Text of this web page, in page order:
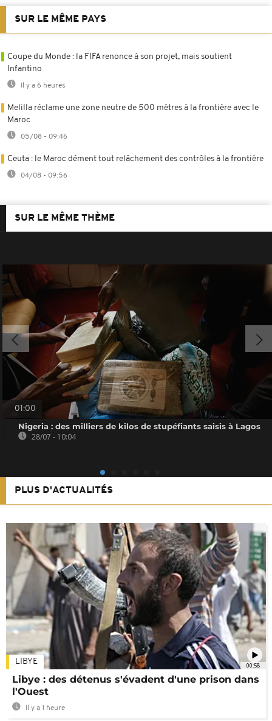
SUR LE MÊME PAYS
Coupe du Monde : la FIFA renonce à son projet, mais soutient
Infantino
Il y a 6 heures
Melilla réclame une zone neutre de 500 mètres à la frontière avec le
Maroc
05/08 - 09:46
Ceuta : le Maroc dément tout relâchement des contrôles à la frontière
04/08 - 09:56
SUR LE MÊME THÈME
01:00
Nigeria : des milliers de kilos de stupéfiants saisis à Lagos
28/07 - 10:04
PLUS D'ACTUALITÉS
00:58
LIBYE
Libye : des détenus s'évadent d'une prison dans
l'Ouest
Il y a 1 heure